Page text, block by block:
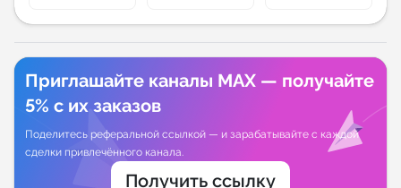
Приглашайте каналы MAX — получайте
5% с их заказов
Поделитесь реферальной ссылкой — и зарабатывайте с каждой
сделки привлечённого канала.
Получить ссылку